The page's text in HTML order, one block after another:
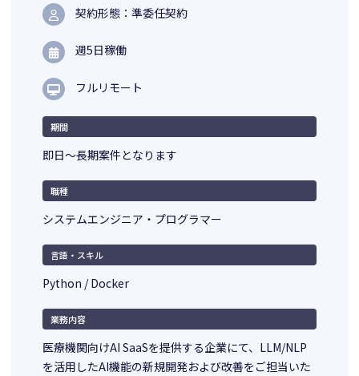
契約形態：準委任契約
週5日稼働
フルリモート
期間
即日～長期案件となります
職種
システムエンジニア・プログラマー
言語・スキル
Python / Docker
業務内容
医療機関向けAI SaaSを提供する企業にて、LLM/NLP
を活用したAI機能の新規開発および改善をご担当いた